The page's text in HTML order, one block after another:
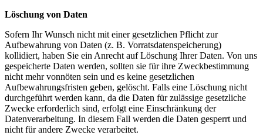
Löschung von Daten
Sofern Ihr Wunsch nicht mit einer gesetzlichen Pflicht zur
Aufbewahrung von Daten (z. B. Vorratsdatenspeicherung)
kollidiert, haben Sie ein Anrecht auf Löschung Ihrer Daten. Von uns
gespeicherte Daten werden, sollten sie für ihre Zweckbestimmung
nicht mehr vonnöten sein und es keine gesetzlichen
Aufbewahrungsfristen geben, gelöscht. Falls eine Löschung nicht
durchgeführt werden kann, da die Daten für zulässige gesetzliche
Zwecke erforderlich sind, erfolgt eine Einschränkung der
Datenverarbeitung. In diesem Fall werden die Daten gesperrt und
nicht für andere Zwecke verarbeitet.